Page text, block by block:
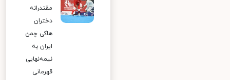
مقتدرانه
دختران
هاکی چمن
ایران به
نیمه‌نهایی
قهرمانی